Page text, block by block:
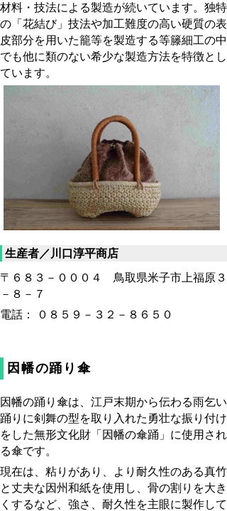
材料・技法による製造が続いています。独特
の「花結び」技法や加工難度の高い硬質の表
皮部分を用いた籠等を製造する等籐細工の中
でも他に類のない希少な製造方法を特徴とし
ています。
生産者／川口淳平商店
〒６８３－０００４ 鳥取県米子市上福原３
－８－７
電話： ０８５９－３２－８６５０
因幡の踊り傘
因幡の踊り傘は、江戸末期から伝わる雨乞い
踊りに剣舞の型を取り入れた勇壮な振り付け
をした無形文化財「因幡の傘踊」に使用され
る傘です。
現在は、粘りがあり、より耐久性のある真竹
と丈夫な因州和紙を使用し、骨の割りを大き
くするなど、強さ、耐久性を主眼に製作して